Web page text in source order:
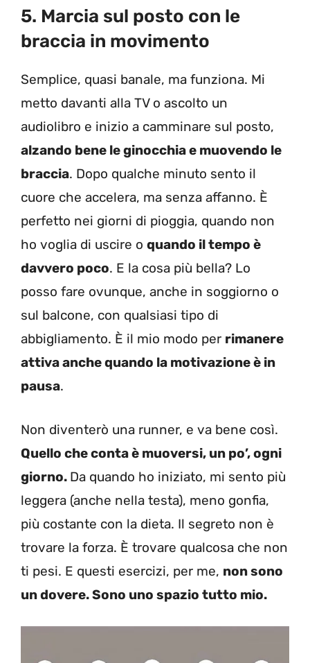
5. Marcia sul posto con le
braccia in movimento
Semplice, quasi banale, ma funziona. Mi
metto davanti alla TV o ascolto un
audiolibro e inizio a camminare sul posto,
alzando bene le ginocchia e muovendo le
braccia. Dopo qualche minuto sento il
cuore che accelera, ma senza affanno. È
perfetto nei giorni di pioggia, quando non
ho voglia di uscire o quando il tempo è
davvero poco. E la cosa più bella? Lo
posso fare ovunque, anche in soggiorno o
sul balcone, con qualsiasi tipo di
abbigliamento. È il mio modo per rimanere
attiva anche quando la motivazione è in
pausa.
Non diventerò una runner, e va bene così.
Quello che conta è muoversi, un po’, ogni
giorno. Da quando ho iniziato, mi sento più
leggera (anche nella testa), meno gonfia,
più costante con la dieta. Il segreto non è
trovare la forza. È trovare qualcosa che non
ti pesi. E questi esercizi, per me, non sono
un dovere. Sono uno spazio tutto mio.